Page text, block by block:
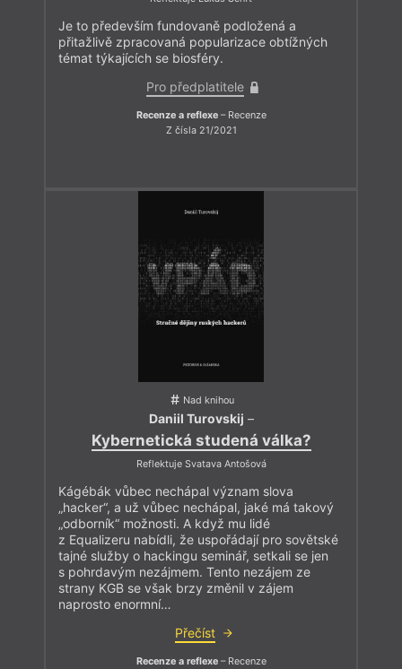
Je to především fundovaně podložená a
přitažlivě zpracovaná popularizace obtížných
témat týkajících se biosféry.
Pro předplatitele
Recenze a reflexe– Recenze
Z čísla 21/2021
Nad knihou
Daniil Turovskij –
Kybernetická studená válka?
Reflektuje Svatava Antošová
Kágébák vůbec nechápal význam slova
„hacker“, a už vůbec nechápal, jaké má takový
„odborník“ možnosti. A když mu lidé
z Equalizeru nabídli, že uspořádají pro sovětské
tajné služby o hackingu seminář, setkali se jen
s pohrdavým nezájmem. Tento nezájem ze
strany KGB se však brzy změnil v zájem
naprosto enormní…
Přečíst
Recenze a reflexe– Recenze